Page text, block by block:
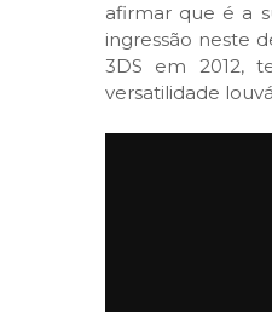
afirmar que é a
ingressão neste
3DS em 2012,
versatilidade